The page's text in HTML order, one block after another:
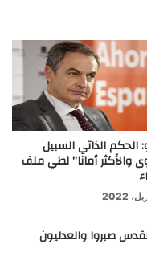
الحكم الذاتي السبيل
والأكثر أمانا” لطي ملف
صبروا والعدليون